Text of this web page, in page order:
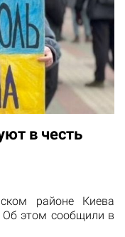
в честь
районе Киева
этом сообщили в